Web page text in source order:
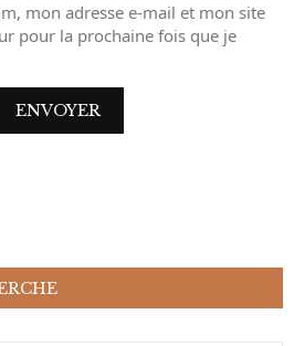
mon adresse e-mail et mon site
pour la prochaine fois que je